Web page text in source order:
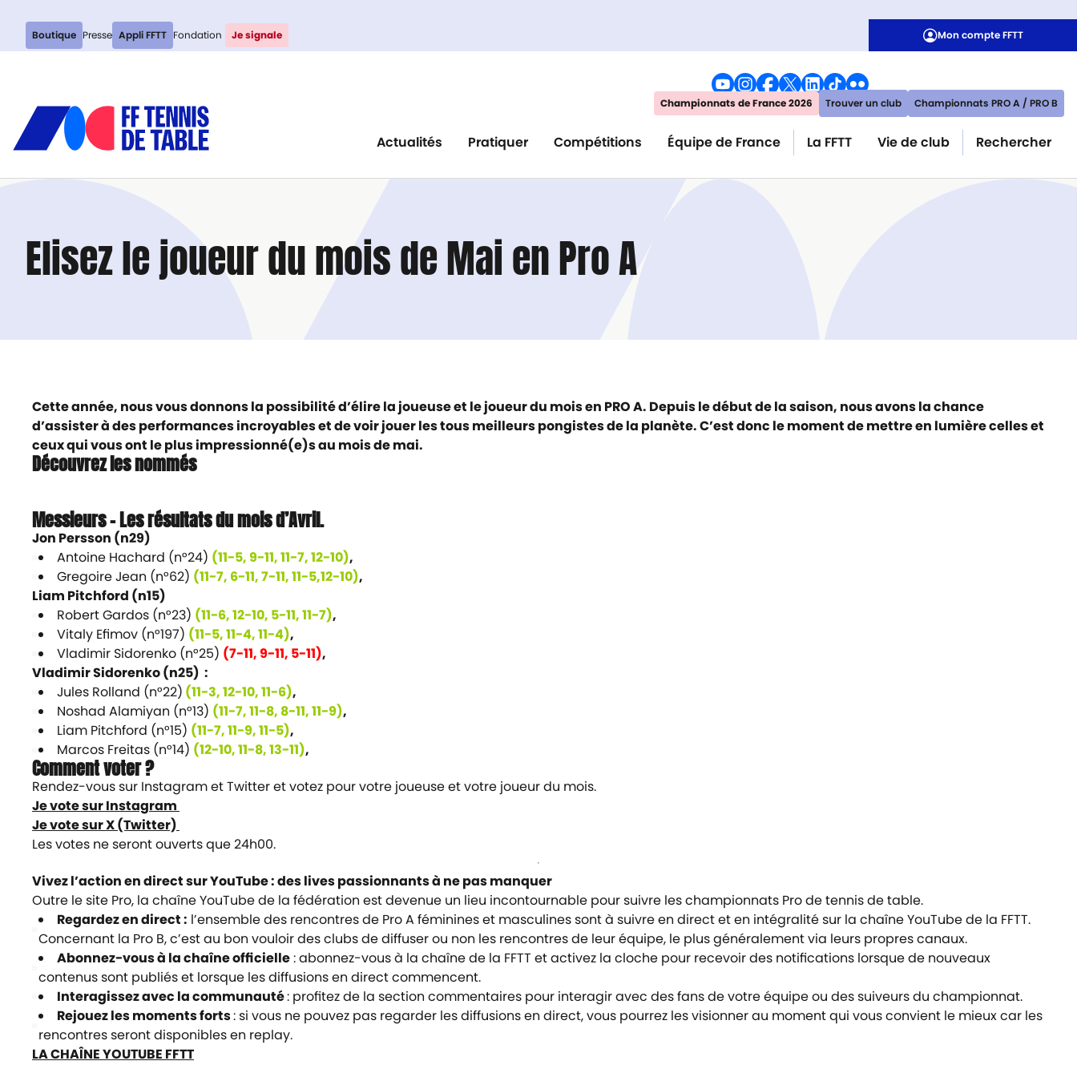
Boutique Presse Appli FFTT Fondation Je signale Mon compte FFTT
Championnats de France 2026 Trouver un club Championnats PRO A / PRO B
Actualités Pratiquer Compétitions Équipe de France La FFTT Vie de club Rechercher
Elisez le joueur du mois de Mai en Pro A
Cette année, nous vous donnons la possibilité d’élire la joueuse et le joueur du mois en PRO A. Depuis le début de la saison, nous avons la chance
d’assister à des performances incroyables et de voir jouer les tous meilleurs pongistes de la planète. C’est donc le moment de mettre en lumière celles et
ceux qui vous ont le plus impressionné(e)s au mois de mai.
Découvrez les nommés
Messieurs – Les résultats du mois d’Avril.
Jon Persson (n29)
Antoine Hachard (n°24) (11-5, 9-11, 11-7, 12-10),
Gregoire Jean (n°62) (11-7, 6-11, 7-11, 11-5,12-10),
Liam Pitchford (n15)
Robert Gardos (n°23) (11-6, 12-10, 5-11, 11-7),
Vitaly Efimov (n°197) (11-5, 11-4, 11-4),
Vladimir Sidorenko (n°25) (7-11, 9-11, 5-11),
Vladimir Sidorenko (n25) :
Jules Rolland (n°22) (11-3, 12-10, 11-6),
Noshad Alamiyan (n°13) (11-7, 11-8, 8-11, 11-9),
Liam Pitchford (n°15) (11-7, 11-9, 11-5),
Marcos Freitas (n°14) (12-10, 11-8, 13-11),
Comment voter ?
Rendez-vous sur Instagram et Twitter et votez pour votre joueuse et votre joueur du mois.
Je vote sur Instagram
Je vote sur X (Twitter)
Les votes ne seront ouverts que 24h00.
Vivez l’action en direct sur YouTube : des lives passionnants à ne pas manquer
Outre le site Pro, la chaîne YouTube de la fédération est devenue un lieu incontournable pour suivre les championnats Pro de tennis de table.
Regardez en direct : l’ensemble des rencontres de Pro A féminines et masculines sont à suivre en direct et en intégralité sur la chaîne YouTube de la FFTT.
Concernant la Pro B, c’est au bon vouloir des clubs de diffuser ou non les rencontres de leur équipe, le plus généralement via leurs propres canaux.
Abonnez-vous à la chaîne officielle: abonnez-vous à la chaîne de la FFTT et activez la cloche pour recevoir des notifications lorsque de nouveaux
contenus sont publiés et lorsque les diffusions en direct commencent.
Interagissez avec la communauté: profitez de la section commentaires pour interagir avec des fans de votre équipe ou des suiveurs du championnat.
Rejouez les moments forts: si vous ne pouvez pas regarder les diffusions en direct, vous pourrez les visionner au moment qui vous convient le mieux car les
rencontres seront disponibles en replay.
LA CHAÎNE YOUTUBE FFTT